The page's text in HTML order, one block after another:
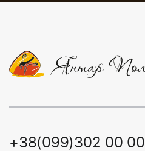
+38(099)302 00 00